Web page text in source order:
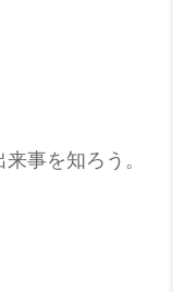
事を知ろう。